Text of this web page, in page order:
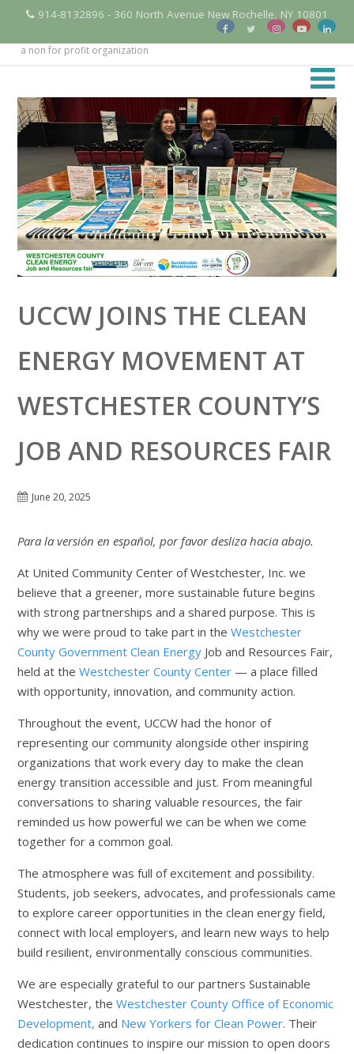
914-8132896 - 360 North Avenue New Rochelle, NY 10801
a non for profit organization
UCCW JOINS THE CLEAN
ENERGY MOVEMENT AT
WESTCHESTER COUNTY’S
JOB AND RESOURCES FAIR
June 20, 2025
Para la versión en español, por favor desliza hacia abajo.
At United Community Center of Westchester, Inc. we
believe that a greener, more sustainable future begins
with strong partnerships and a shared purpose. This is
why we were proud to take part in the Westchester
County Government Clean EnergyJob and Resources Fair,
held at the Westchester County Center — a place filled
with opportunity, innovation, and community action.
Throughout the event, UCCW had the honor of
representing our community alongside other inspiring
organizations that work every day to make the clean
energy transition accessible and just. From meaningful
conversations to sharing valuable resources, the fair
reminded us how powerful we can be when we come
together for a common goal.
The atmosphere was full of excitement and possibility.
Students, job seekers, advocates, and professionals came
to explore career opportunities in the clean energy field,
connect with local employers, and learn new ways to help
build resilient, environmentally conscious communities.
We are especially grateful to our partners Sustainable
Westchester, the Westchester County Office of Economic
Development, and New Yorkers for Clean Power. Their
dedication continues to inspire our mission to open doors